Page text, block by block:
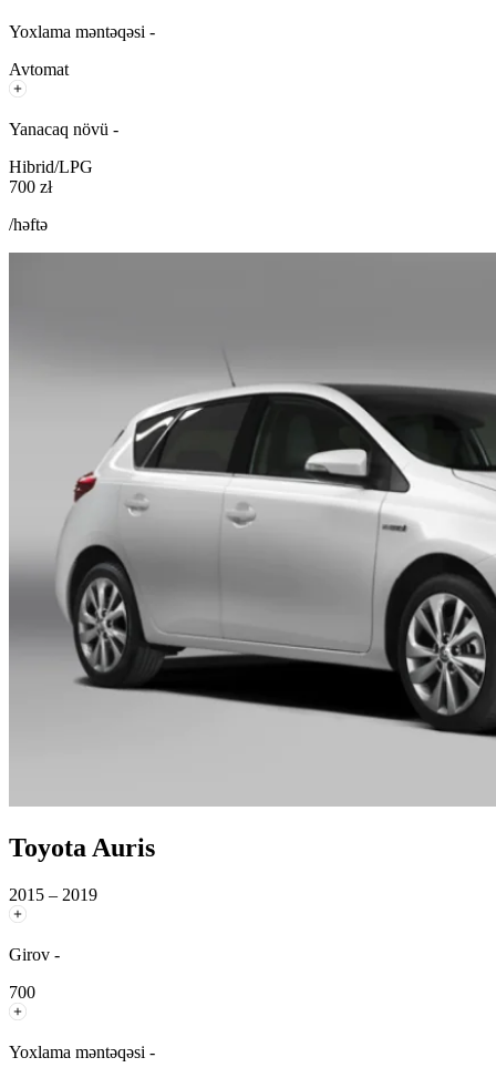
Yoxlama məntəqəsi -
Avtomat
Yanacaq növü -
Hibrid/LPG
700 zł
/həftə
Toyota Auris
2015 – 2019
Girov -
700
Yoxlama məntəqəsi -